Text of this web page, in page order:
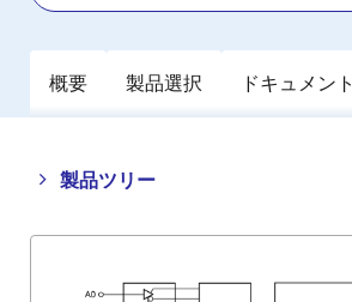
概要 製品選択 ドキュメント
製品ツリー
Close
tree
Open
tree